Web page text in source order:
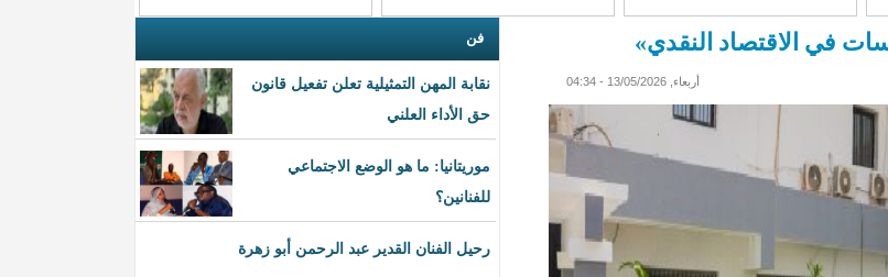
فن
نقابة المهن التمثيلية تعلن تفعيل قانون
حق الأداء العلني
موريتانيا: ما هو الوضع الاجتماعي
للفنانين؟
رحيل الفنان القدير عبد الرحمن أبو زهرة
أربعاء, 13/05/2026 - 04:34